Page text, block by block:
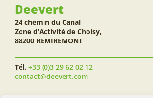
Deevert
24 chemin du Canal
Zone d’Activité de Choisy,
88200 REMIREMONT
Tél. +33 (0)3 29 62 02 12
contact@deevert.com